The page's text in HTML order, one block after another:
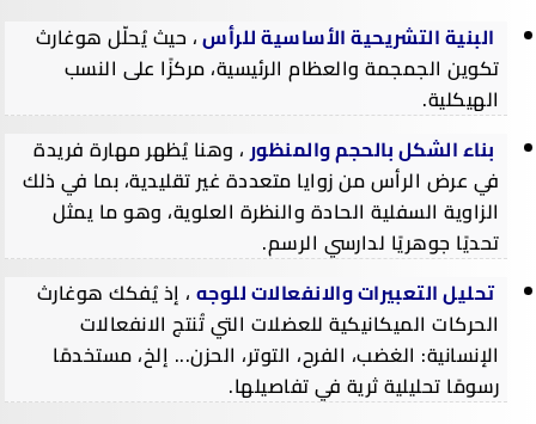
البنية التشريحية الأساسية للرأس، حيث يُحلّل هوغارث
تكوين الجمجمة والعظام الرئيسية، مركزًا على النسب
الهيكلية.
بناء الشكل بالحجم والمنظور ، وهنا يُظهر مهارة فريدة
في عرض الرأس من زوايا متعددة غير تقليدية، بما في ذلك
الزاوية السفلية الحادة والنظرة العلوية، وهو ما يمثل
تحديًا جوهريًا لدارسي الرسم.
تحليل التعبيرات والانفعالات للوجه ، إذ يُفكك هوغارث
الحركات الميكانيكية للعضلات التي تُنتج الانفعالات
الإنسانية: الغضب، الفرح، التوتر، الحزن... إلخ، مستخدمًا
رسومًا تحليلية ثرية في تفاصيلها.